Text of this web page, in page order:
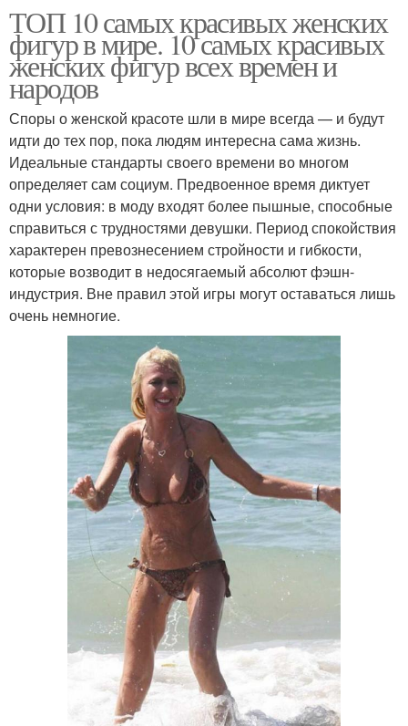
ТОП 10 самых красивых женских
фигур в мире. 10 самых красивых
женских фигур всех времен и
народов
Споры о женской красоте шли в мире всегда — и будут
идти до тех пор, пока людям интересна сама жизнь.
Идеальные стандарты своего времени во многом
определяет сам социум. Предвоенное время диктует
одни условия: в моду входят более пышные, способные
справиться с трудностями девушки. Период спокойствия
характерен превознесением стройности и гибкости,
которые возводит в недосягаемый абсолют фэшн-
индустрия. Вне правил этой игры могут оставаться лишь
очень немногие.